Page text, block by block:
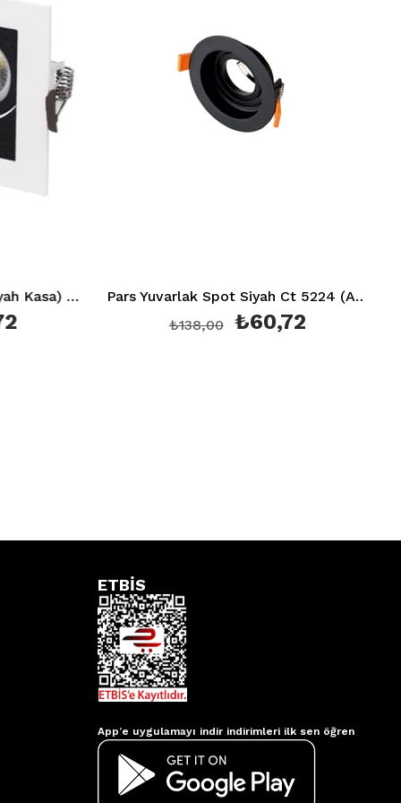
Pars Kare Spot (Beyaz+Siyah Kasa) Çerçevesi Ct 5222 (Ampul ve Duy Hariç) Pars Yuvarlak Spot Siyah Ct 5224 (Ampul ve Duy Hariç)
₺60,72
₺138,00
ETBİS
App’e uygulamayı indir indirimleri ilk sen öğren